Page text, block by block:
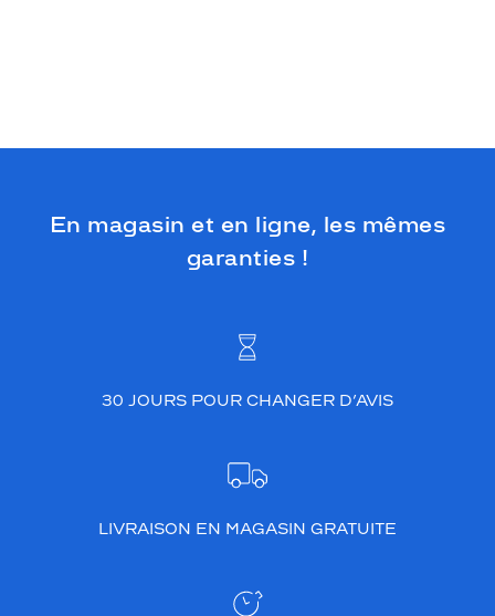
En magasin et en ligne, les mêmes
garanties !
30 JOURS POUR CHANGER D’AVIS
LIVRAISON EN MAGASIN GRATUITE